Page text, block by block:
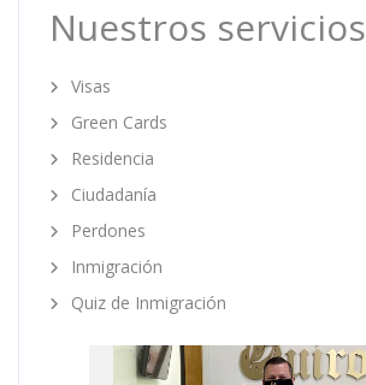
Nuestros servicios
Visas
Green Cards
Residencia
Ciudadanía
Perdones
Inmigración
Quiz de Inmigración